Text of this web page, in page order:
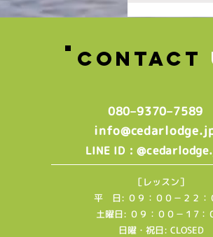
CONTACT
080–9370–7589‬
LINE ID :
［レッスン］
平 日: ０９：００－２２：
土曜日: ０９：００－１7：
日曜・祝日: CLOSED